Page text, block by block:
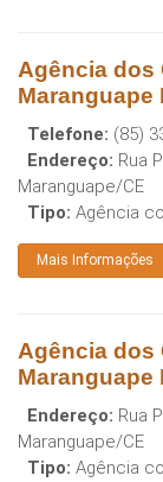
Agência dos
Maranguape
Telefone: (85)
Endereço: Rua
Maranguape/CE
Tipo: Agência
Mais Informações
Agência dos
Maranguape
Endereço: Rua
Maranguape/CE
Tipo: Agência